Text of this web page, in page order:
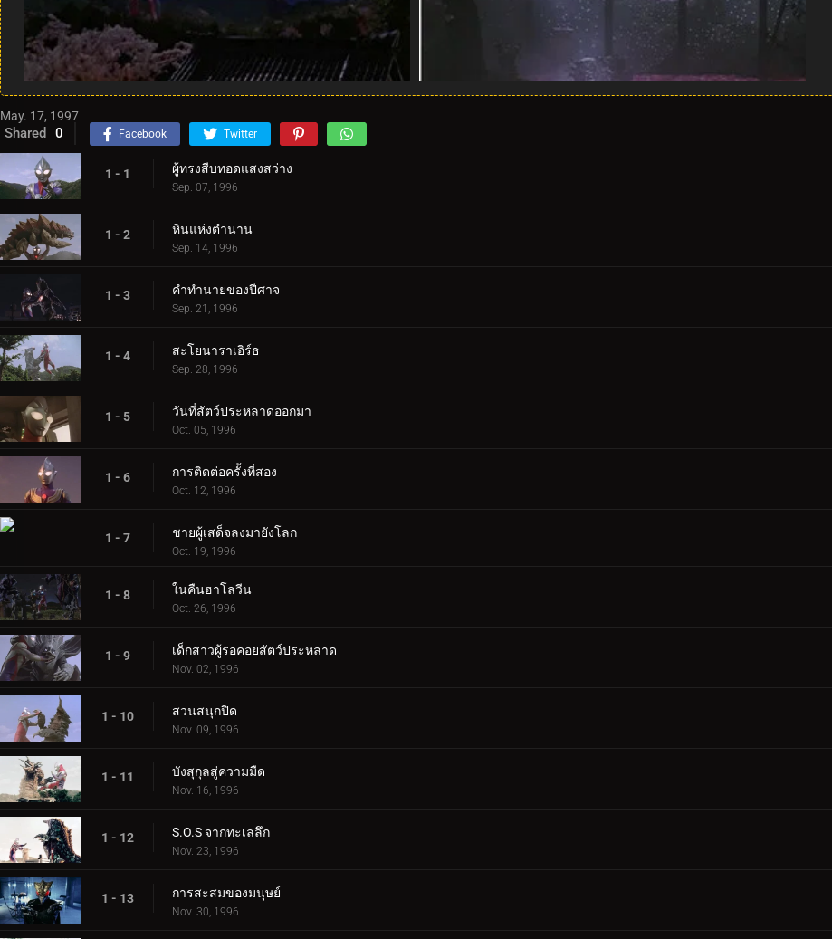
May. 17, 1997
Shared 0 Facebook Twitter
1 - 1 ผู้ทรงสืบทอดแสงสว่าง
Sep. 07, 1996
1 - 2 หินแห่งตำนาน
Sep. 14, 1996
1 - 3 คำทำนายของปีศาจ
Sep. 21, 1996
1 - 4 สะโยนาราเอิร์ธ
Sep. 28, 1996
1 - 5 วันที่สัตว์ประหลาดออกมา
Oct. 05, 1996
1 - 6 การติดต่อครั้งที่สอง
Oct. 12, 1996
1 - 7 ชายผู้เสด็จลงมายังโลก
Oct. 19, 1996
1 - 8 ในคืนฮาโลวีน
Oct. 26, 1996
1 - 9 เด็กสาวผู้รอคอยสัตว์ประหลาด
Nov. 02, 1996
1 - 10 สวนสนุกปิด
Nov. 09, 1996
1 - 11 บังสุกุลสู่ความมืด
Nov. 16, 1996
1 - 12 S.O.S จากทะเลลึก
Nov. 23, 1996
1 - 13 การสะสมของมนุษย์
Nov. 30, 1996